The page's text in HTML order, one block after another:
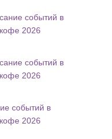
событий в
2026
событий в
2026
событий в
2026